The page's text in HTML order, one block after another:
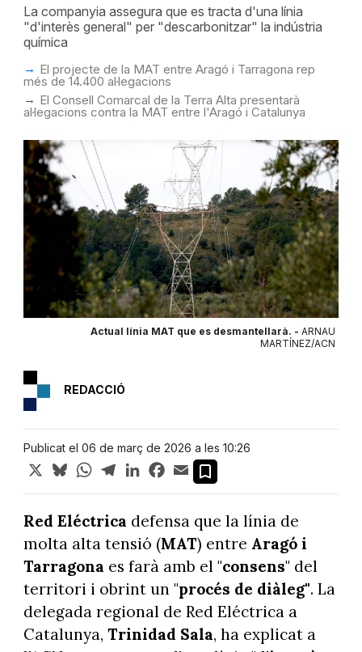
La companyia assegura que es tracta d'una línia
"d'interès general" per "descarbonitzar" la indústria
química
El projecte de la MAT entre Aragó i Tarragona rep
més de 14.400 al·legacions
El Consell Comarcal de la Terra Alta presentarà
al·legacions contra la MAT entre l'Aragó i Catalunya
Actual línia MAT que es desmantellarà. - ARNAU
MARTÍNEZ/ACN
REDACCIÓ
Publicat el 06 de març de 2026 a les 10:26
X BlueskyWhatsApp
TelegramLinkedInFacebook
Email
Red Eléctrica defensa que la línia de
molta alta tensió (MAT) entre Aragó i
Tarragona es farà amb el "consens" del
territori i obrint un "procés de diàleg". La
delegada regional de Red Eléctrica a
Catalunya, Trinidad Sala, ha explicat a